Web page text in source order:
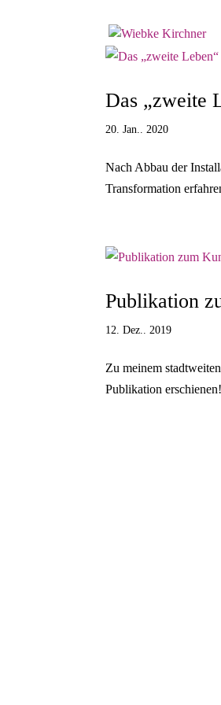
Das „zweite
20. Jan.. 2020
Nach Abbau der
Transformation
Publikation
12. Dez.. 2019
Zu meinem
Publikation